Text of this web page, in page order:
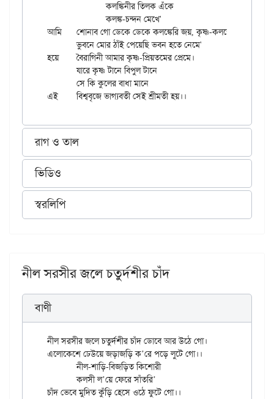
		কলঙ্কিনীর তিলক এঁকে
		কলঙ্ক-চন্দন মেখে'
আমি	শোনাব গো ডেকে ডেকে কলঙ্কেরি জয়, কৃষ্ণ-কলঙ্কেরি জয়।।
	ভুবনে মোর ঠাঁই পেয়েছি ভবন হতে নেমে'
হয়ে	বৈরাগিনী আমার কৃষ্ণ-প্রিয়তমের প্রেমে।
	যারে কৃষ্ণ টানে বিপুল টানে
রাগ ও তাল
ভিডিও
স্বরলিপি
নীল সরসীর জলে চতুর্দশীর চাঁদ
বাণী
নীল সরসীর জলে চতুর্দশীর চাঁদ ডোবে আর উঠে গো।
এলোকেশে ঢেউয়ে জড়াজড়ি ক’রে পড়ে লুটে গো।।
	নীল-শাড়ি-বিজড়িত কিশোরী
	কলসী ল’য়ে ফেরে সাঁতরি’
চাঁদ ভেবে মুদিত কুঁড়ি হেসে ওঠে ফুটে গো।।